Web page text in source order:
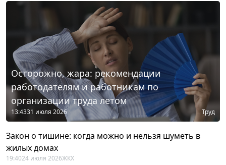
Осторожно, жара: рекомендации
работодателям и работникам по
организации труда летом
13:4331 июля 2026 Труд
Закон о тишине: когда можно и нельзя шуметь в
жилых домах
19:4024 июля 2026ЖКХ